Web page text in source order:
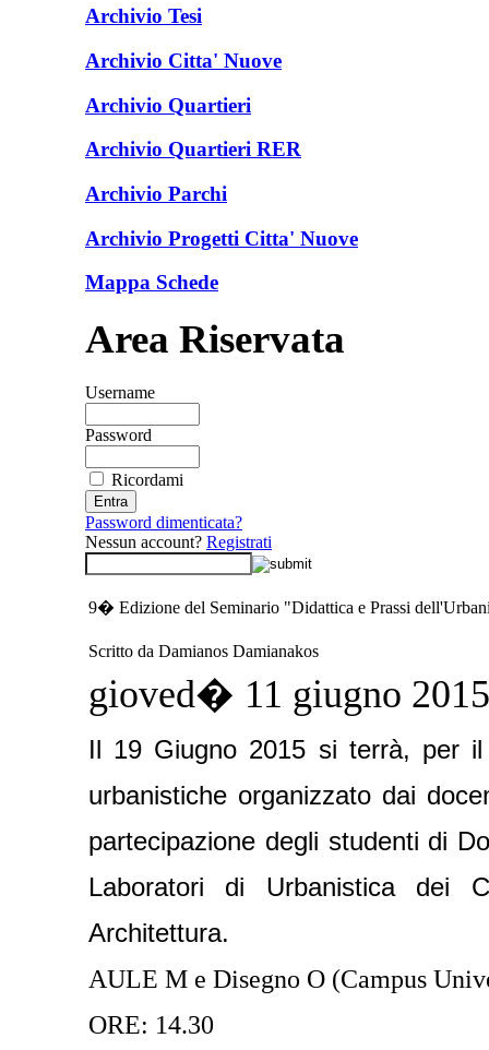
Archivio Tesi
Archivio Citta' Nuove
Archivio Quartieri
Archivio Quartieri RER
Archivio Parchi
Archivio Progetti Citta' Nuove
Mappa Schede
Area Riservata
Username
Password
Ricordami
Password dimenticata?
Nessun account? Registrati
9� Edizione del Seminario "Didattica e Prassi
Scritto da Damianos Damianakos
gioved� 11 giugno 2015
Il 19 Giugno 2015 si terrà, per
urbanistiche organizzato dai
partecipazione degli studenti di
Laboratori di Urbanistica dei
Architettura.
AULE M e Disegno O (Campus
ORE: 14.30